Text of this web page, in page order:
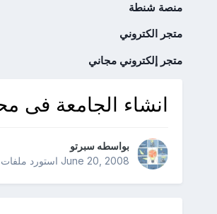
منصة شنطة
متجر الكتروني
متجر إلكتروني مجاني
انشاء الجامعة فى
بواسطه سبرتو
June 20, 2008استورد ملفات